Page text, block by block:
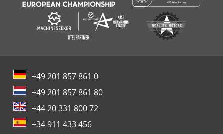
+49 201 857 861 0
+49 201 857 861 80
+44 20 331 800 72
+34 911 433 456